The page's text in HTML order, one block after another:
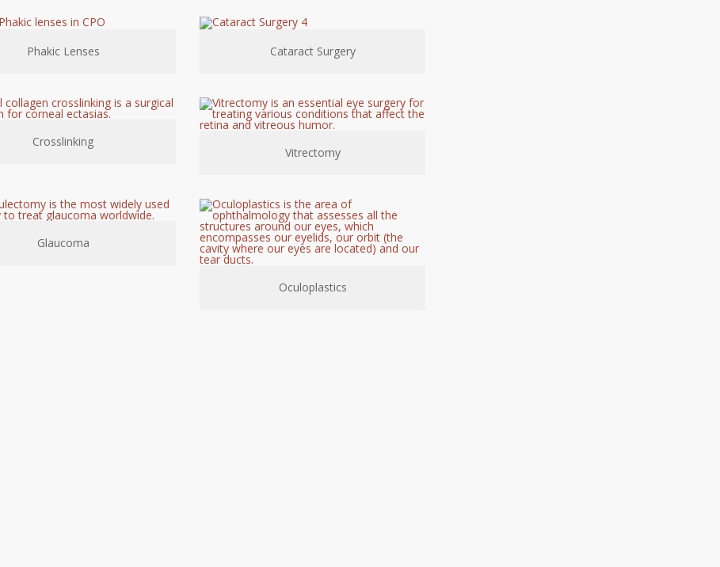
Phakic Lenses Cataract Surgery
Crosslinking
Vitrectomy
Glaucoma
Oculoplastics